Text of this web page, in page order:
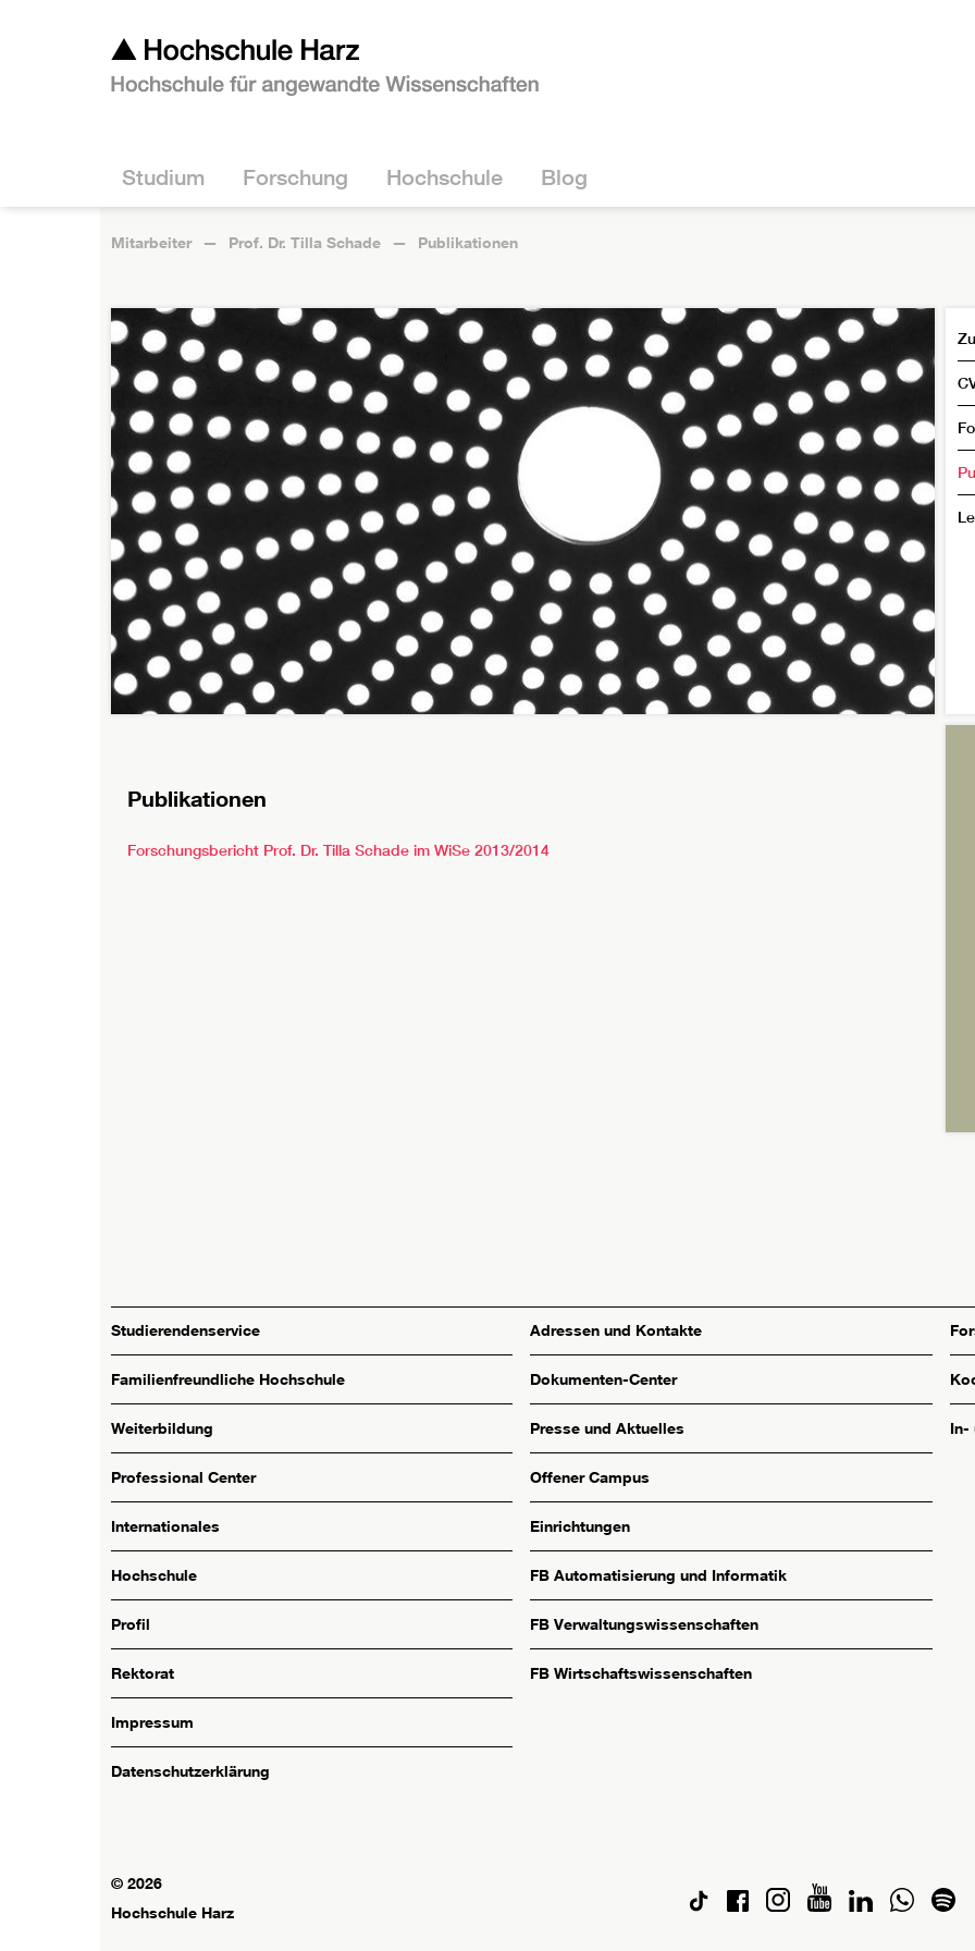
Studium Forschung Hochschule Blog
Mitarbeiter Prof. Dr. Tilla Schade Publikationen
Publikationen
Forschungsbericht Prof. Dr. Tilla Schade im WiSe 2013/2014
Studierendenservice
Familienfreundliche Hochschule
Weiterbildung
Professional Center
Internationales
Hochschule
Profil
Rektorat
Impressum
Datenschutzerklärung
Adressen und Kontakte
Dokumenten-Center
Presse und Aktuelles
Offener Campus
Einrichtungen
FB Automatisierung und Informatik
FB Verwaltungswissenschaften
FB Wirtschaftswissenschaften
In-
© 2026
Hochschule Harz